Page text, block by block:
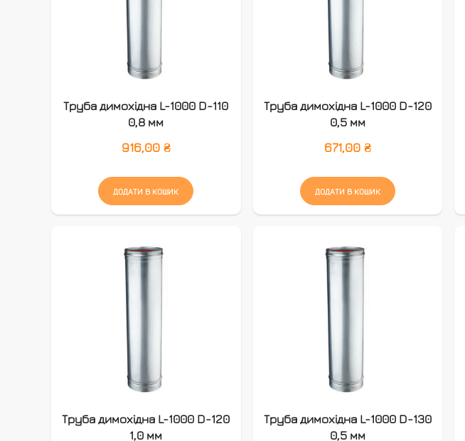
Труба димохідна L-1000 D-110
0,8 мм
916,00 ₴
ДОДАТИ В КОШИК
Труба димохідна L-1000 D-120
0,5 мм
671,00 ₴
ДОДАТИ В КОШИК
Труба димохідна L-1000 D-120
1,0 мм
Труба димохідна L-1000 D-130
0,5 мм